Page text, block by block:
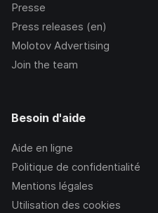
Presse
Press releases (en)
Molotov Advertising
Join the team
Besoin d'aide
Aide en ligne
Politique de confidentialité
Mentions légales
Utilisation des cookies